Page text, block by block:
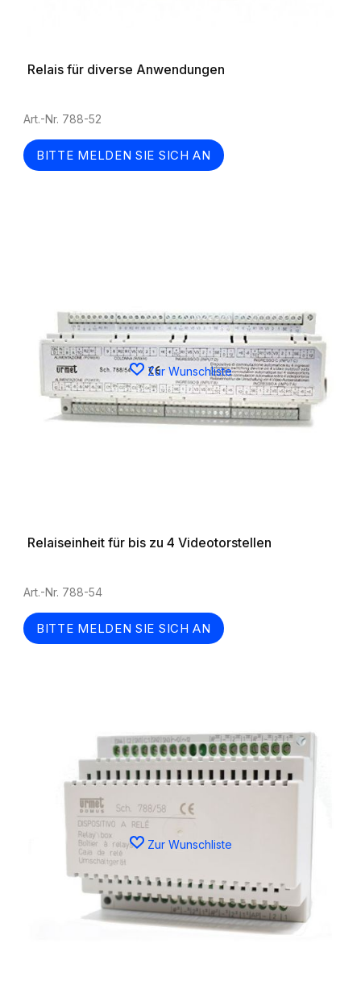
Relais für diverse Anwendungen
Art.-Nr. 788-52
BITTE MELDEN SIE SICH AN
Zur Wunschliste
Relaiseinheit für bis zu 4 Videotorstellen
Art.-Nr. 788-54
BITTE MELDEN SIE SICH AN
Zur Wunschliste